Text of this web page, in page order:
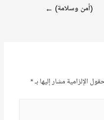
(أمن وسلامة) ←
الإلزامية مشار إليها بـ*